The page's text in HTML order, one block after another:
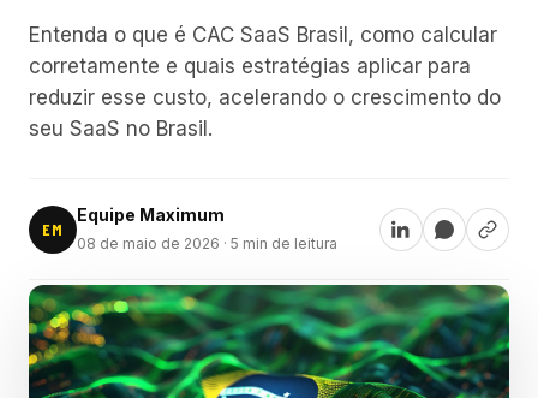
Entenda o que é CAC SaaS Brasil, como calcular
corretamente e quais estratégias aplicar para
reduzir esse custo, acelerando o crescimento do
seu SaaS no Brasil.
EM
Equipe Maximum
08 de maio de 2026 · 5 min de leitura